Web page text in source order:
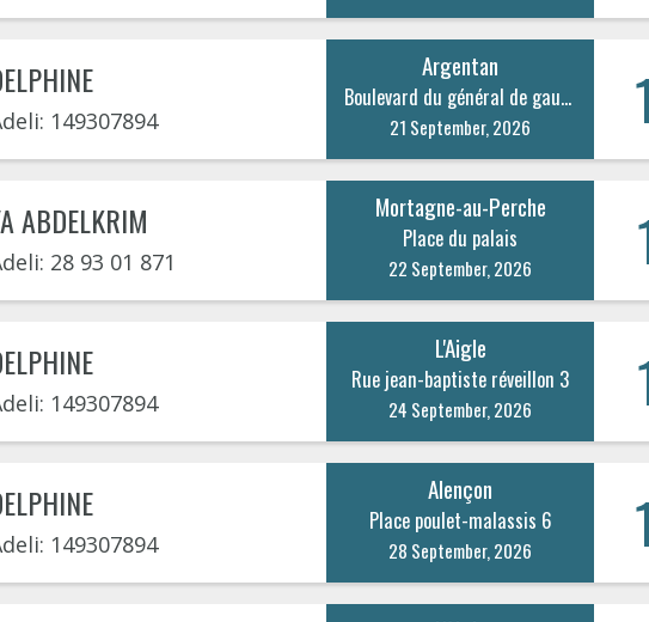
149307894
Argentan
Boulevard du général de gaulle 22
21 September, 2026
ABDELKRIM
28 93 01 871
Mortagne-au-Perche
Place du palais
22 September, 2026
149307894
L'Aigle
Rue jean-baptiste réveillon 3
24 September, 2026
149307894
Alençon
Place poulet-malassis 6
28 September, 2026